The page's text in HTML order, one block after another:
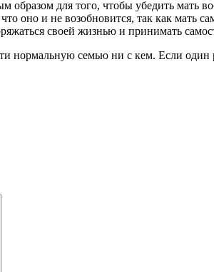
для того, чтобы убедить мать
оно и не возобновится, так как
своей жизнью и принимать
нормальную семью ни с кем. Если один